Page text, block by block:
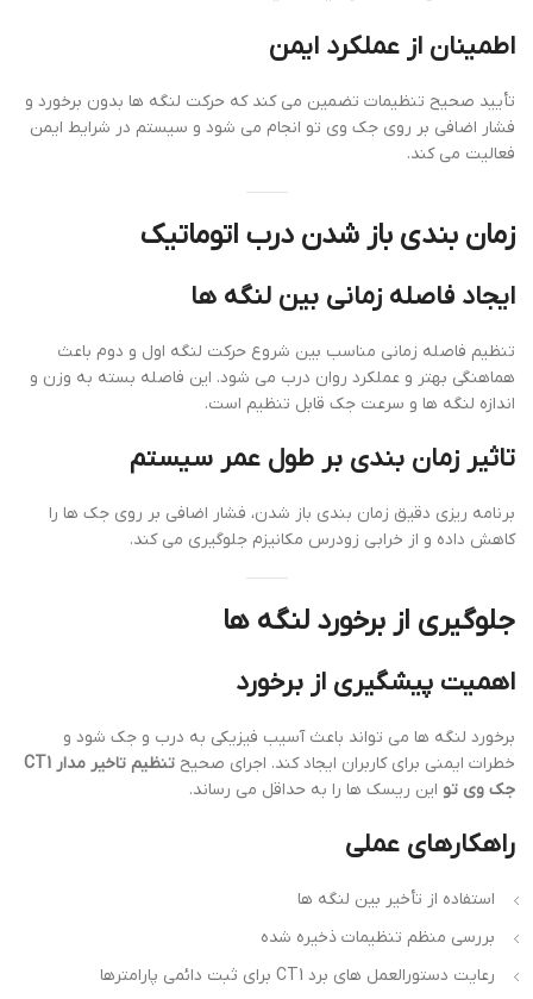
اطمینان از عملکرد ایمن
تأیید صحیح تنظیمات تضمین می کند که حرکت لنگه ها بدون برخورد و
فشار اضافی بر روی جک وی تو انجام می شود و سیستم در شرایط ایمن
فعالیت می کند.
زمان بندی باز شدن درب اتوماتیک
ایجاد فاصله زمانی بین لنگه ها
تنظیم فاصله زمانی مناسب بین شروع حرکت لنگه اول و دوم باعث
هماهنگی بهتر و عملکرد روان درب می شود. این فاصله بسته به وزن و
اندازه لنگه ها و سرعت جک قابل تنظیم است.
تاثیر زمان بندی بر طول عمر سیستم
برنامه ریزی دقیق زمان بندی باز شدن، فشار اضافی بر روی جک ها را
کاهش داده و از خرابی زودرس مکانیزم جلوگیری می کند.
جلوگیری از برخورد لنگه ها
اهمیت پیشگیری از برخورد
برخورد لنگه ها می تواند باعث آسیب فیزیکی به درب و جک شود و
خطرات ایمنی برای کاربران ایجاد کند. اجرای صحیح
تنظیم تاخیر مدار CT1
جک وی تو این ریسک ها را به حداقل می رساند.
راهکارهای عملی
استفاده از تأخیر بین لنگه ها
بررسی منظم تنظیمات ذخیره شده
رعایت دستورالعمل های برد CT1 برای ثبت دائمی پارامترها